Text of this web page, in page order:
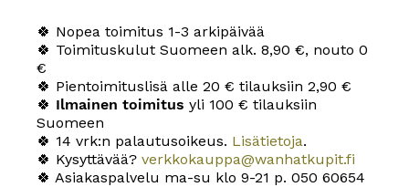
🍀 Nopea toimitus 1-3 arkipäivää
🍀 Toimituskulut Suomeen alk. 8,90 €, nouto 0
€
🍀 Pientoimituslisä alle 20 € tilauksiin 2,90 €
🍀 Ilmainen toimitus yli 100 € tilauksiin
Suomeen
🍀 14 vrk:n palautusoikeus. Lisätietoja.
🍀 Kysyttävää? verkkokauppa@wanhatkupit.fi
🍀 Asiakaspalvelu ma-su klo 9-21 p. 050 60654